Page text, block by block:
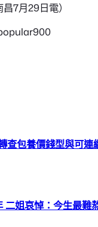
昌7月29日電）
查包養價錢型與可連
二姐哀悼：今生最難